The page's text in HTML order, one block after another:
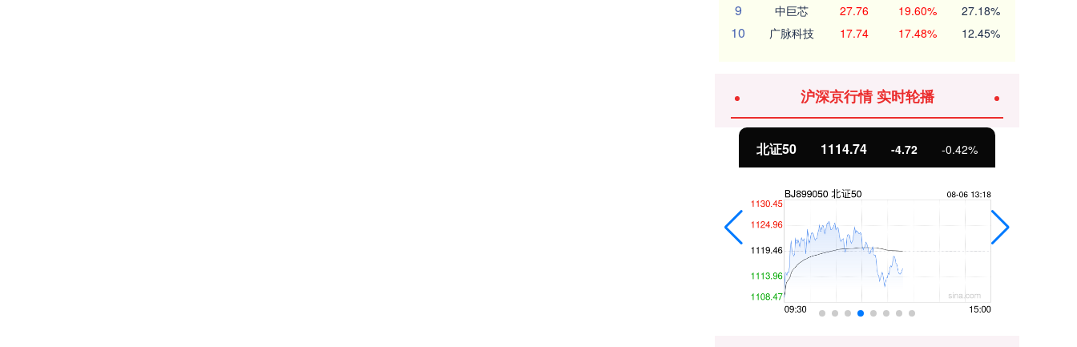
9 中巨芯 27.76 19.60% 27.18%
10 广脉科技 17.74 17.48% 12.45%
沪深京行情 实时轮播
北证50 1114.74 -4.72 -0.42%